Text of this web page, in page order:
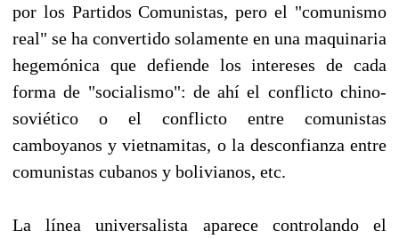
por los Partidos Comunistas, pero el "comunismo
real" se ha convertido solamente en una maquinaria
hegemónica que defiende los intereses de cada
forma de "socialismo": de ahí el conflicto chino-
soviético o el conflicto entre comunistas
camboyanos y vietnamitas, o la desconfianza entre
comunistas cubanos y bolivianos, etc.
La línea universalista aparece controlando el